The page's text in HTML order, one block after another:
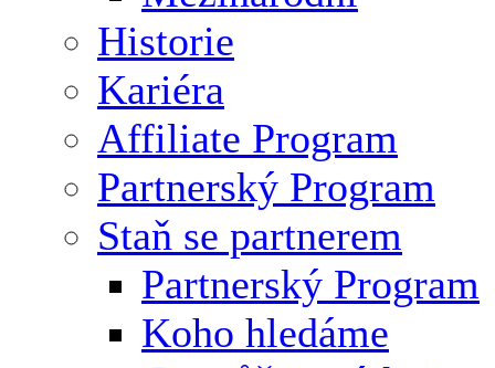
Historie
Kariéra
Affiliate Program
Partnerský Program
Staň se partnerem
Partnerský Program
Koho hledáme